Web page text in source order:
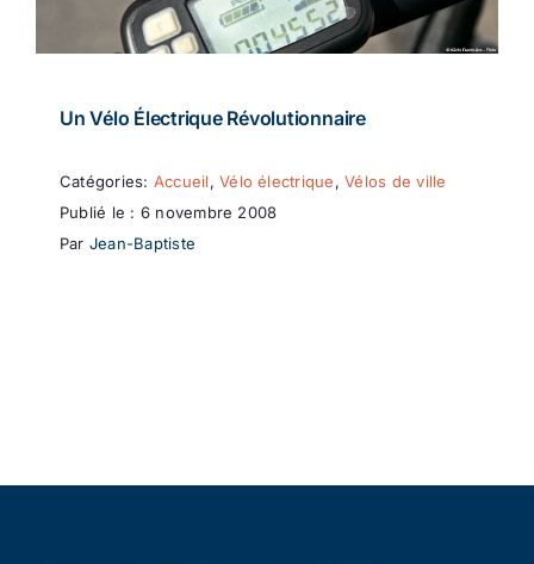
Un Vélo Électrique Révolutionnaire
Catégories: Accueil,Vélo électrique,Vélos de ville
Publié le : 6 novembre 2008
Par Jean-Baptiste